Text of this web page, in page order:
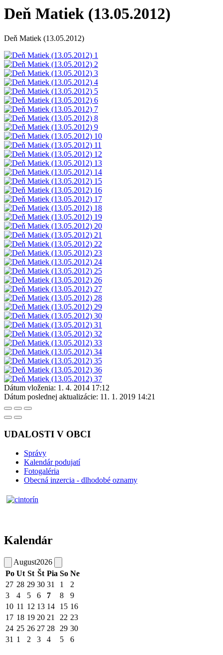
Deň Matiek (13.05.2012)
Deň Matiek (13.05.2012)
Dátum vloženia: 1. 4. 2014 17:12
Dátum poslednej aktualizácie: 11. 1. 2019 14:21
UDALOSTI V OBCI
Správy
Kalendár podujatí
Fotogaléria
Obecná inzercia - dlhodobé oznamy
Kalendár
August2026
Po Ut St Št Pia So Ne
27 28 29 30 31 1
2
3
4 5 6 7 8
9
10 11 12 13 14 15 16
17 18 19 20 21 22 23
24 25 26 27 28 29 30
31 1 2 3 4 5 6